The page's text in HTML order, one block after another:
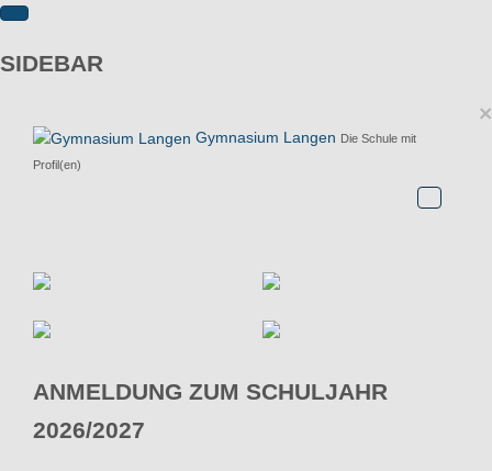
SIDEBAR
×
Gymnasium Langen Die Schule mit
Profil(en)
ANMELDUNG ZUM SCHULJAHR
2026/2027